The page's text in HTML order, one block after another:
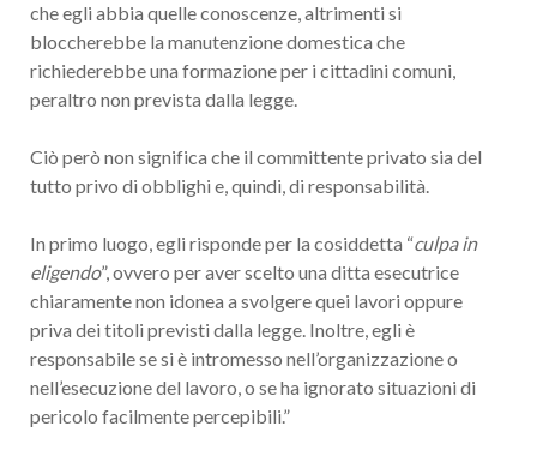
che egli abbia quelle conoscenze, altrimenti si
bloccherebbe la manutenzione domestica che
richiederebbe una formazione per i cittadini comuni,
peraltro non prevista dalla legge.
Ciò però non significa che il committente privato sia del
tutto privo di obblighi e, quindi, di responsabilità.
In primo luogo, egli risponde per la cosiddetta “culpa in
eligendo”, ovvero per aver scelto una ditta esecutrice
chiaramente non idonea a svolgere quei lavori oppure
priva dei titoli previsti dalla legge. Inoltre, egli è
responsabile se si è intromesso nell’organizzazione o
nell’esecuzione del lavoro, o se ha ignorato situazioni di
pericolo facilmente percepibili.”